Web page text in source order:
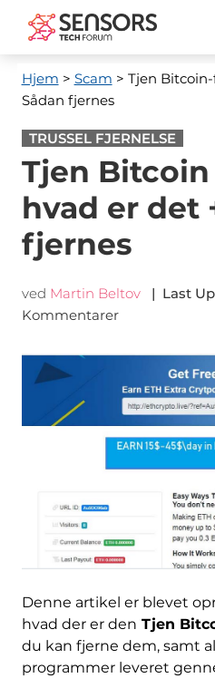
Hjem > Scam > Tjen
Sådan fjernes
TRUSSEL FJERNELSE
Tjen
hvad er det
fjernes
ved Martin Beltov | Last
Kommentarer
Denne artikel er blevet
hvad der er den Tjen
du kan fjerne dem, samt
programmer leveret